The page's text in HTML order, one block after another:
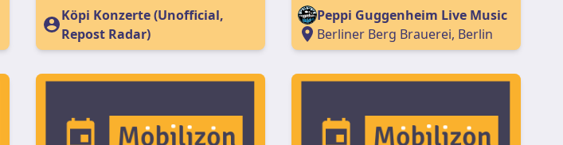
Köpi Konzerte (Unofficial,
Repost Radar)
Peppi Guggenheim Live Music
Berliner Berg Brauerei, Berlin